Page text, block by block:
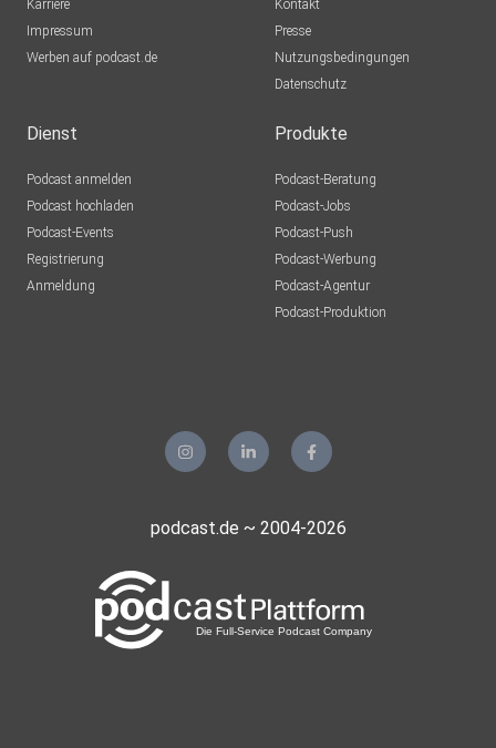
Karriere
Impressum
Werben auf podcast.de
Kontakt
Presse
Nutzungsbedingungen
Datenschutz
Dienst
Podcast anmelden
Podcast hochladen
Podcast-Events
Registrierung
Anmeldung
Produkte
Podcast-Beratung
Podcast-Jobs
Podcast-Push
Podcast-Werbung
Podcast-Agentur
Podcast-Produktion
podcast.de ~ 2004-2026